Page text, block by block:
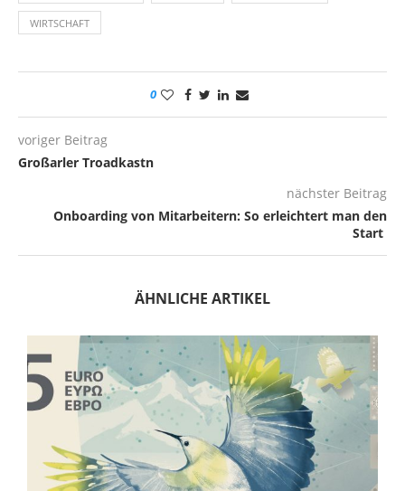
WIRTSCHAFT
0
voriger Beitrag
Großarler Troadkastn
nächster Beitrag
Onboarding von Mitarbeitern: So erleichtert man den
Start
ÄHNLICHE ARTIKEL